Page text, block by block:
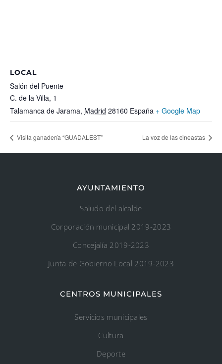
LOCAL
Salón del Puente
C. de la Villa, 1
Talamanca de Jarama, Madrid 28160 España + Google Map
Visita ganadería “GUADALEST” La voz de las cineastas
AYUNTAMIENTO
Saludo del alcalde
Corporación municipal 2019-2023
Concejalía 2019-2023
Junta de Gobierno Local 2019-2023
CENTROS MUNICIPALES
Servicios municipales
Cultura
Deporte